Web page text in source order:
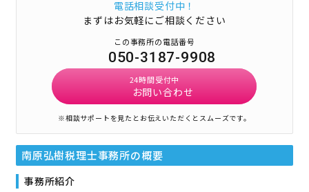
電話相談受付中！
まずはお気軽にご相談ください
この事務所の電話番号
050-3187-9908
24時間受付中
お問い合わせ
※相談サポートを見たとお伝えいただくとスムーズです。
南原弘樹税理士事務所の概要
事務所紹介